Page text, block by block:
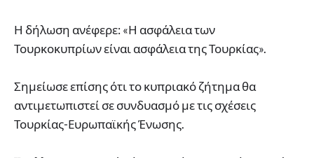
Η δήλωση ανέφερε: «Η ασφάλεια των
Τουρκοκυπρίων είναι ασφάλεια της Τουρκίας».
Σημείωσε επίσης ότι το κυπριακό ζήτημα θα
αντιμετωπιστεί σε συνδυασμό με τις σχέσεις
Τουρκίας-Ευρωπαϊκής Ένωσης.